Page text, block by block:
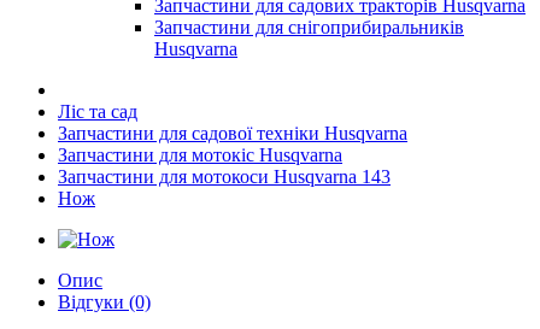
Запчастини для садових тракторів Husqvarna
Запчастини для снігоприбиральників
Husqvarna
Ліс та сад
Запчастини для садової техніки Husqvarna
Запчастини для мотокіс Husqvarna
Запчастини для мотокоси Husqvarna 143
Нож
Опис
Відгуки (0)